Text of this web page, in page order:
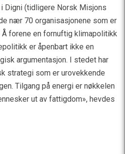
Digni (tidligere Norsk Misjons
nær 70 organisasjonene som er
forene en fornuftig klimapolitikk
er åpenbart ikke en
argumentasjon. I stedet har
strategi som er urovekkende
Tilgang på energi er nøkkelen
ut av fattigdom», hevdes